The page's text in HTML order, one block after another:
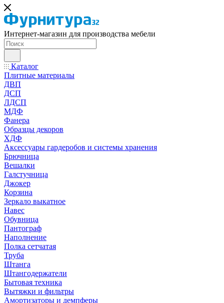
Интернет-магазин для производства мебели
Каталог
Плитные материалы
ДВП
ДСП
ЛДСП
МДФ
Фанера
Образцы декоров
ХДФ
Аксессуары гардеробов и системы хранения
Брючница
Вешалки
Галстучница
Джокер
Корзина
Зеркало выкатное
Навес
Обувница
Пантограф
Наполнение
Полка сетчатая
Труба
Штанга
Штангодержатели
Бытовая техника
Вытяжки и фильтры
Амортизаторы и демпферы